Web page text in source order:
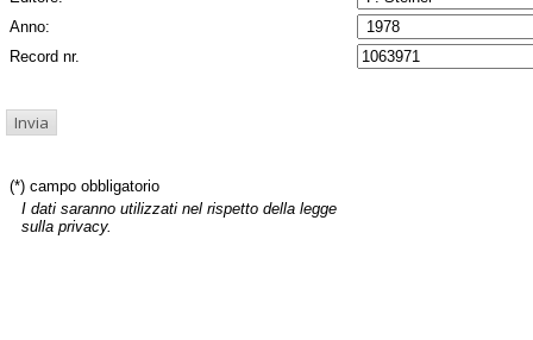
Anno:
Record nr.
(*) campo obbligatorio
I dati saranno utilizzati nel rispetto della legge
sulla privacy.